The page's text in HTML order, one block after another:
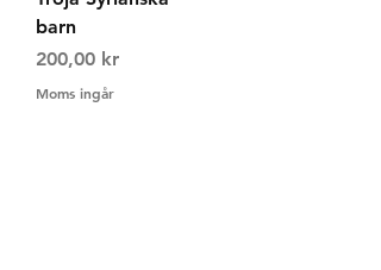
barn
Pris
200,00 kr
Moms ingår